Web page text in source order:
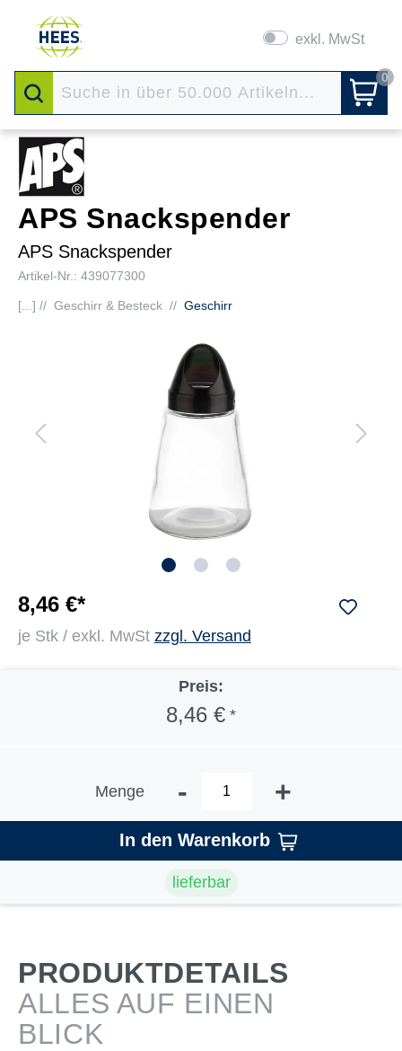
exkl. MwSt
0
APS Snackspender
APS Snackspender
Artikel-Nr.: 439077300
[...] // Geschirr & Besteck // Geschirr
8,46 €*
je Stk / exkl. MwSt zzgl. Versand
Preis:
8,46 € *
Menge - +
In den Warenkorb
lieferbar
PRODUKTDETAILS
ALLES AUF EINEN
BLICK